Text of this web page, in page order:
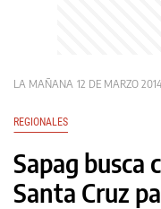
LA MAÑANA 12 DE MARZO
REGIONALES
Sapag busca
Santa Cruz